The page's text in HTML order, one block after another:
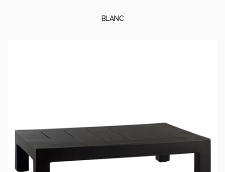
BLANC